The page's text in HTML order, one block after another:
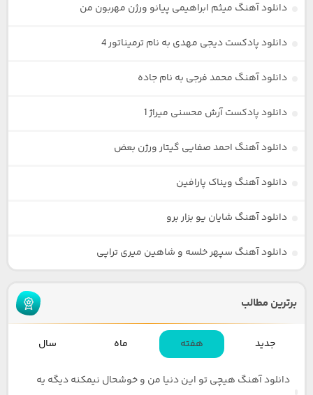
دانلود آهنگ میثم ابراهیمی پیانو ورژن مهربون من
دانلود پادکست دیجی مهدی به نام ترمیناتور 4
دانلود آهنگ محمد فرجی به نام جاده
دانلود پادکست آرش محسنی میراژ 1
دانلود آهنگ احمد صفایی گیتار ورژن بعض
دانلود آهنگ ویناک پارافین
دانلود آهنگ شایان یو بزار برو
دانلود آهنگ سپهر خلسه و شاهین میری تراپی
برترین مطالب
جدید هفته ماه سال
دانلود آهنگ هیچی تو این دنیا من و خوشحال نیمکنه دیگه یه